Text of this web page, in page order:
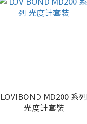
LOVIBOND MD200 系列
光度計套裝